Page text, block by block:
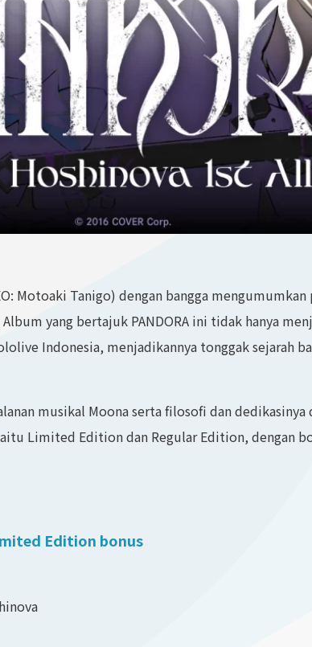
Motoaki Tanigo) dengan bangga
yang bertajuk PANDORA ini tidak hanya
Indonesia, menjadikannya tonggak sejarah
musikal Moona serta filosofi dan
Limited Edition dan Regular Edition, dengan
Edition bonus